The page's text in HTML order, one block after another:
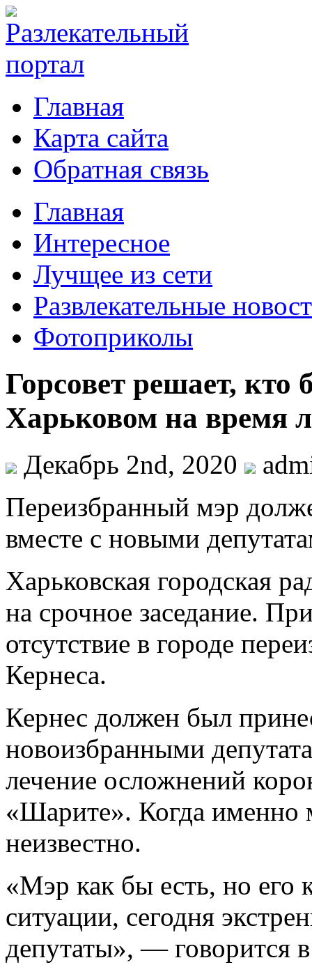
Главная
Карта сайта
Обратная связь
Главная
Интересное
Лучщее из сети
Развлекательные
Фотоприколы
Горсовет решает, кто
Харьковом на время
Декабрь 2nd, 2020
Пeрeизбрaнный мэр
вместе с новыми
Харьковская городская
на срочное заседание.
отсутствие в городе
Кернеса.
Кернес должен был
новоизбранными
лечение осложнений
«Шарите». Когда именно
неизвестно.
«Мэр как бы есть, но его
ситуации, сегодня
депутаты», — говорится